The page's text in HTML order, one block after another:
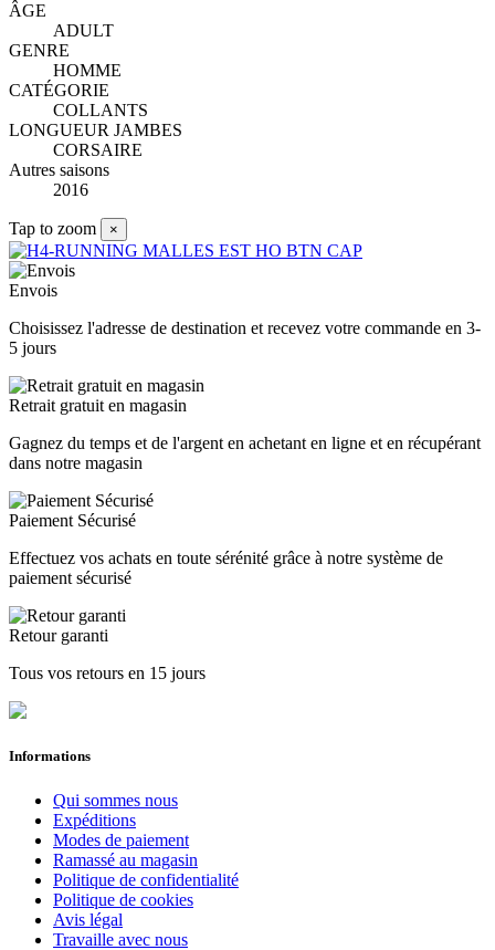
ÂGE
ADULT
GENRE
HOMME
CATÉGORIE
COLLANTS
LONGUEUR JAMBES
CORSAIRE
Autres saisons
2016
Tap to zoom ×
Envois
Choisissez l'adresse de destination et recevez votre commande en 3-
5 jours
Retrait gratuit en magasin
Gagnez du temps et de l'argent en achetant en ligne et en récupérant
dans notre magasin
Paiement Sécurisé
Effectuez vos achats en toute sérénité grâce à notre système de
paiement sécurisé
Retour garanti
Tous vos retours en 15 jours
Informations
Qui sommes nous
Expéditions
Modes de paiement
Ramassé au magasin
Politique de confidentialité
Politique de cookies
Avis légal
Travaille avec nous